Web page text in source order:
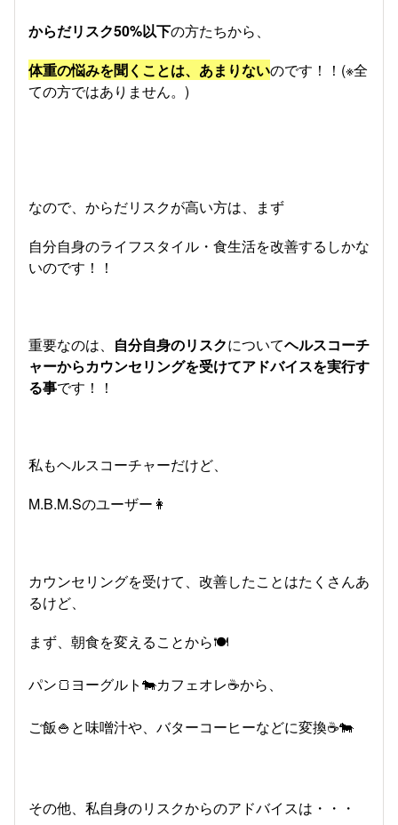
からだリスク50%以下の方たちから、
体重の悩みを聞くことは、あまりないのです！！(※全
ての方ではありません。)
なので、からだリスクが高い方は、まず
自分自身のライフスタイル・食生活を改善するしかな
いのです！！
重要なのは、 自分自身のリスクについてヘルスコーチ
ャーからカウンセリングを受けてアドバイスを実行す
る事です！！
私もヘルスコーチャーだけど、
M.B.M.Sのユーザー👩
カウンセリングを受けて、改善したことはたくさんあ
るけど、
まず、朝食を変えることから🍽
パン🍞ヨーグルト🐄カフェオレ☕から、
ご飯🍚と味噌汁や、バターコーヒーなどに変換☕🐄
その他、私自身のリスクからのアドバイスは・・・